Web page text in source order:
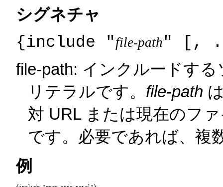
シグネチャ
{include "file-path " [,
file-path: インクルードす
リテラルです。 file-path
対 URL または現在のフ
です。必要であれば、複
例